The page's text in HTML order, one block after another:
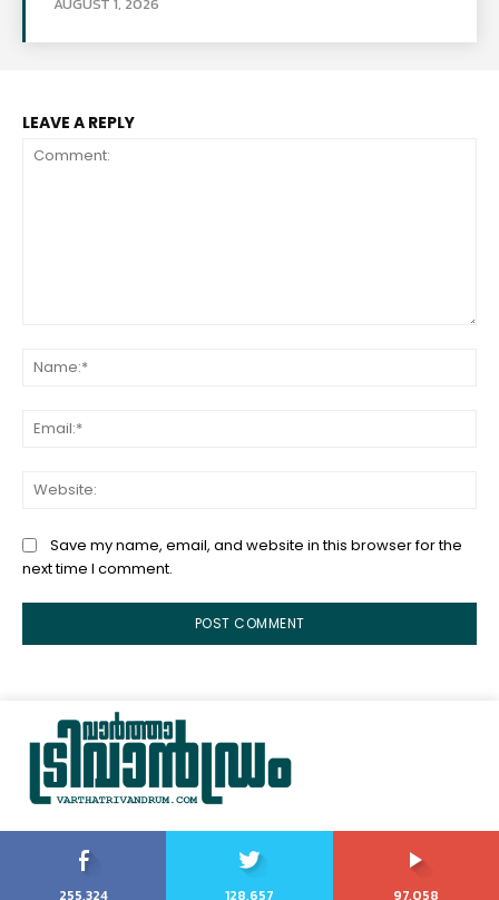
LEAVE A REPLY
Save my name, email, and website in this browser for the
next time I comment.
255,324 128,657 97,058